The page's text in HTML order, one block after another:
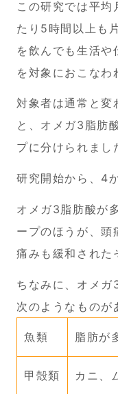
この研究では平均
たり5時間以上も
を飲んでも生活
を対象におこなわ
対象者は通常と変
と、オメガ3脂肪
プに分けられまし
研究開始から、4
オメガ3脂肪酸が
ープのほうが、頭
痛みも緩和された
ちなみに、オメガ
次のようなものが
魚類 脂肪が
甲殻類 カニ、